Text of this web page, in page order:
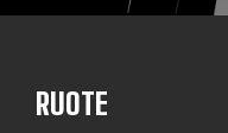
RUOTE